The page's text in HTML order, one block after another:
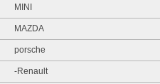
MINI
MAZDA
porsche
-Renault